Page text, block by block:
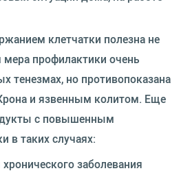
клетчатки полезна не
профилактики очень
тенезмах, но противопоказана
и язвенным колитом. Еще
с повышенным
в таких случаях:
заболевания